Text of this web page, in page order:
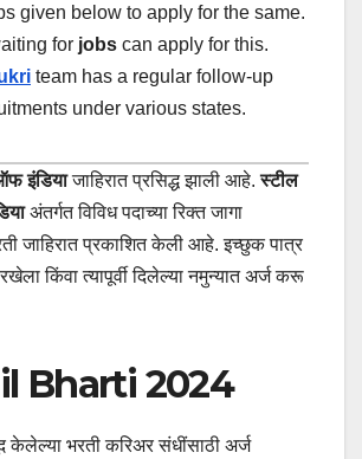
given below to apply for the same.
for jobs can apply for this.
team has a regular follow-up
under various states.
इंडियाजाहिरात प्रसिद्ध झाली आहे.स्टील
अंतर्गत विविध पदाच्या रिक्त जागा
जाहिरात प्रकाशित केली आहे. इच्छुक पात्र
किंवा त्यापूर्वी दिलेल्या नमुन्यात अर्ज करू
Bharti 2024
भरती करिअर संधींसाठी अर्ज